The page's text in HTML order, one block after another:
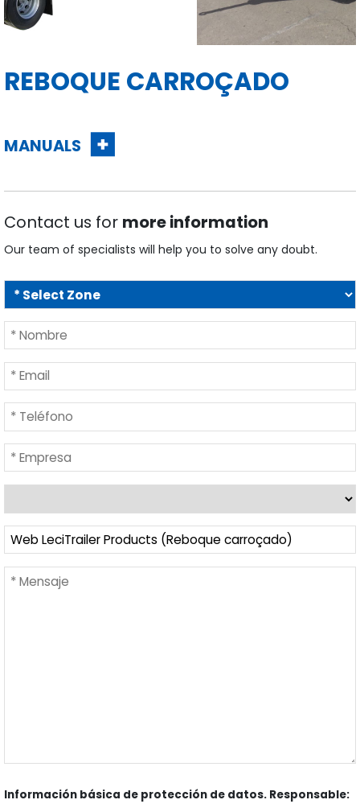
REBOQUE CARROÇADO
MANUALS
Contact us for more information
Our team of specialists will help you to solve any doubt.
Información básica de protección de datos. Responsable: